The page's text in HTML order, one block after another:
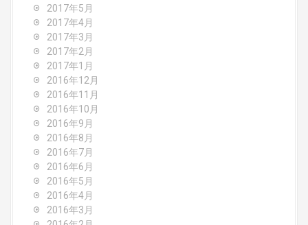
2017年5月
2017年4月
2017年3月
2017年2月
2017年1月
2016年12月
2016年11月
2016年10月
2016年9月
2016年8月
2016年7月
2016年6月
2016年5月
2016年4月
2016年3月